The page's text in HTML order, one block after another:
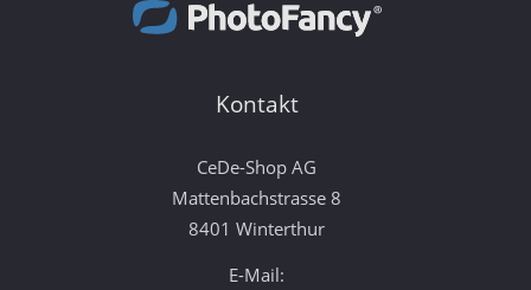
Kontakt
CeDe-Shop AG
Mattenbachstrasse 8
8401 Winterthur
E-Mail: